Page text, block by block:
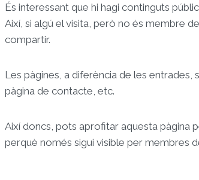
És interessant que hi hagi continguts
Així, si algú el visita, però no és membre
compartir.
Les pàgines, a diferència de les
pàgina de contacte, etc.
Així doncs, pots aprofitar aquesta pàgina
perquè només sigui visible per membres